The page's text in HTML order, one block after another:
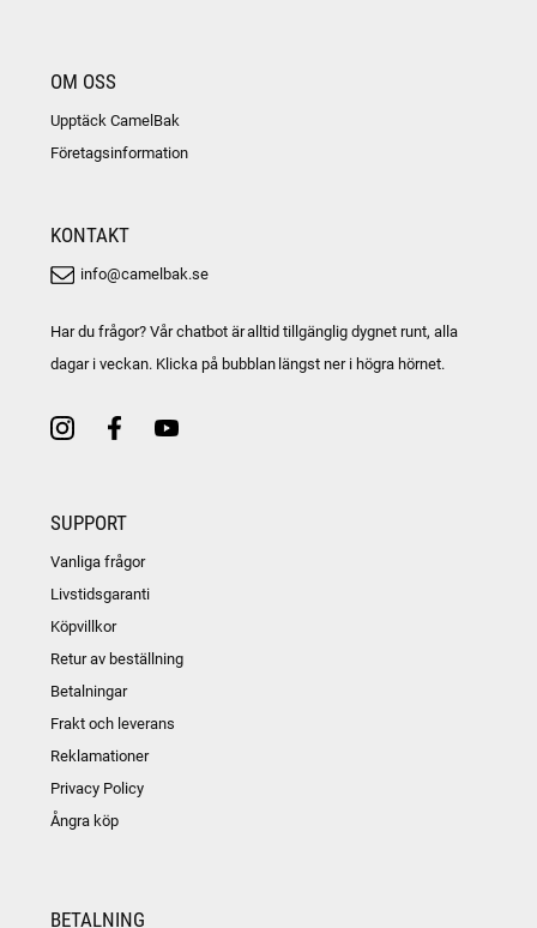
OM OSS
Upptäck CamelBak
Företagsinformation
KONTAKT
info@camelbak.se
Har du frågor? Vår chatbot är alltid tillgänglig dygnet runt, alla
dagar i veckan. Klicka på bubblan längst ner i högra hörnet.
SUPPORT
Vanliga frågor
Livstidsgaranti
Köpvillkor
Retur av beställning
Betalningar
Frakt och leverans
Reklamationer
Privacy Policy
Ångra köp
BETALNING